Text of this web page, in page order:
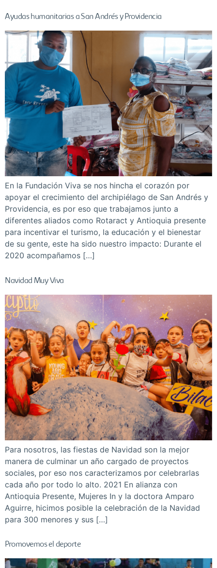
Ayudas humanitarias a San Andrés y Providencia
En la Fundación Viva se nos hincha el corazón por
apoyar el crecimiento del archipiélago de San Andrés y
Providencia, es por eso que trabajamos junto a
diferentes aliados como Rotaract y Antioquia presente
para incentivar el turismo, la educación y el bienestar
de su gente, este ha sido nuestro impacto: Durante el
2020 acompañamos […]
Navidad Muy Viva
Para nosotros, las fiestas de Navidad son la mejor
manera de culminar un año cargado de proyectos
sociales, por eso nos caracterizamos por celebrarlas
cada año por todo lo alto. 2021 En alianza con
Antioquia Presente, Mujeres In y la doctora Amparo
Aguirre, hicimos posible la celebración de la Navidad
para 300 menores y sus […]
Promovemos el deporte